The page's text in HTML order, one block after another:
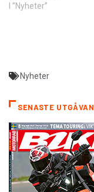
I ”Nyheter”
Nyheter
SENASTE UTGÅVAN